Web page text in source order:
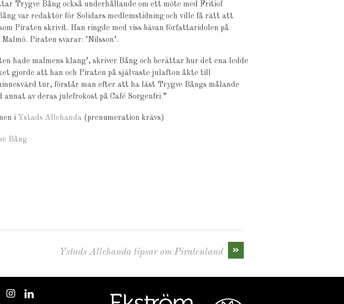
Trygve Bång också underhållande om ett möte med Fritiof
var redaktör för Solidars medlemstidning och ville få rätt att
Piraten skrivit. Han ringde med viss bävan författaridolen på
Piraten svarar: ’Nilsson’.
hade malmens klang’, skriver Bång och berättar hur det ena ledde
gjorde att han och Piraten på självaste julafton åkte till
tur, förstår man efter att ha läst Trygve Bångs målande
annat av deras julefrokost på Café Sorgenfri.”
i Ystads Allehanda (prenumeration krävs)
Bång
»
Ystads Allehanda tipsar om Piratenland